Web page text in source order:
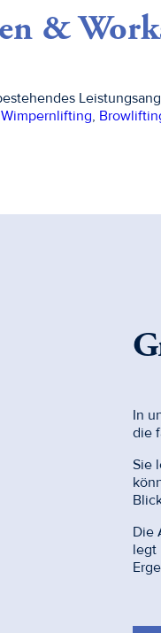
&
Wimpernlifting,
In
die
Sie
Die
legt